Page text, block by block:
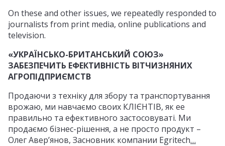
On these and other issues, we repeatedly responded to
journalists from print media, online publications and
television.
«УКРАЇНСЬКО-БРИТАНСЬКИЙ СОЮЗ»
ЗАБЕЗПЕЧИТЬ ЕФЕКТИВНІСТЬ ВІТЧИЗНЯНИХ
АГРОПІДПРИЄМСТВ
Продаючи з техніку для збору та транспортування
врожаю, ми навчаємо своих КЛІЄНТІВ, як ее
правильно та ефективного застосовуваті. Ми
продаємо бізнес-рішення, а не просто продукт –
Олег Авер’янов, Засновник компании Egritech…